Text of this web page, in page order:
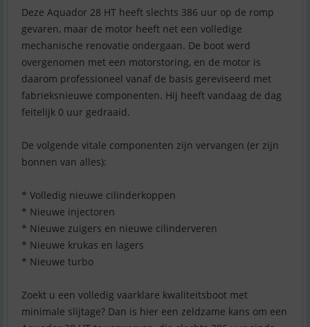
Deze Aquador 28 HT heeft slechts 386 uur op de romp
gevaren, maar de motor heeft net een volledige
mechanische renovatie ondergaan. De boot werd
overgenomen met een motorstoring, en de motor is
daarom professioneel vanaf de basis gereviseerd met
fabrieksnieuwe componenten. Hij heeft vandaag de dag
feitelijk 0 uur gedraaid.
De volgende vitale componenten zijn vervangen (er zijn
bonnen van alles):
* Volledig nieuwe cilinderkoppen
* Nieuwe injectoren
* Nieuwe zuigers en nieuwe cilinderveren
* Nieuwe krukas en lagers
* Nieuwe turbo
Zoekt u een volledig vaarklare kwaliteitsboot met
minimale slijtage? Dan is hier een zeldzame kans om een